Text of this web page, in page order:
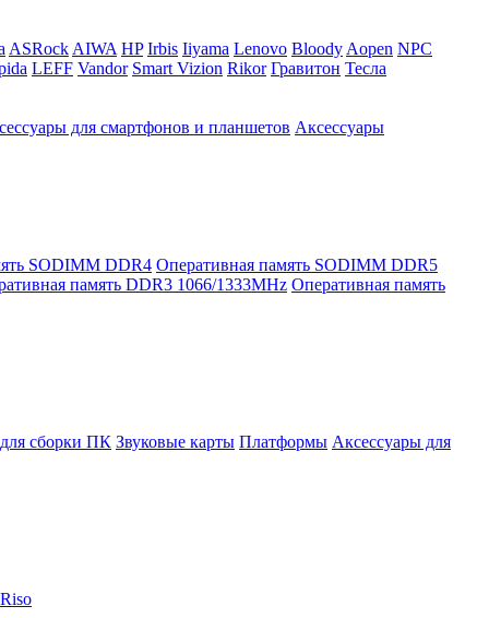
ASRock AIWA HP Irbis Iiyama Lenovo Bloody Aopen NPC
LEFF Vandor Smart Vizion Rikor Гравитон Тесла
для смартфонов и планшетов Аксессуары
SODIMM DDR4 Оперативная память SODIMM DDR5
память DDR3 1066/1333MHz Оперативная память
сборки ПК Звуковые карты Платформы Аксессуары для
Riso